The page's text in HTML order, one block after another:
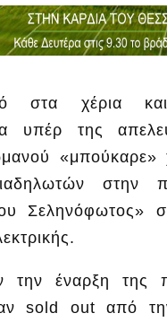
στα χέρια και
υπέρ της
«μπούκαρε»
στην
Σεληνόφωτος»
την έναρξη της
sold out από